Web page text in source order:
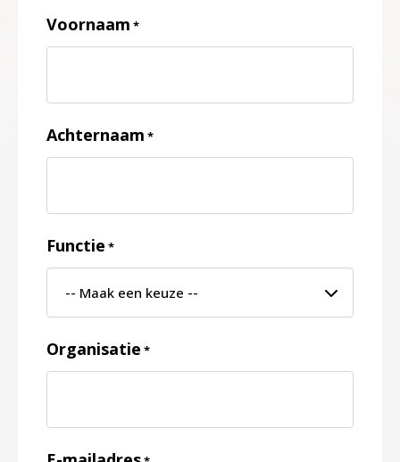
Voornaam *
Achternaam *
Functie *
Organisatie *